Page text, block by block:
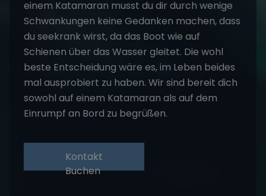
einem Katamaran musst du dir durch wenige
Schwankungen keine Gedanken machen, dass
du seekrank wirst, da das Boot wie auf
Schienen über das Wasser gleitet. Die wohl
beste Entscheidung wäre es, im Leben beides
mal ausprobiert zu haben. Wir sind bereit dich
sowohl auf einem Katamaran als auf dem
Einrumpf an Bord zu begrüßen.
Kontakt
Buchen